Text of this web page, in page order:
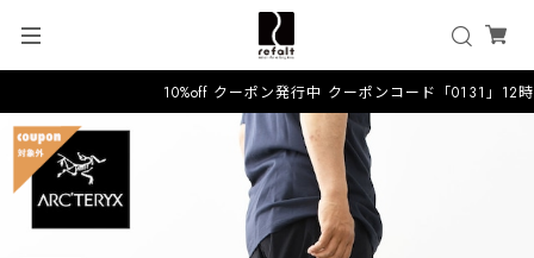
10%off クーポン発行中 クーポンコード「0131」12